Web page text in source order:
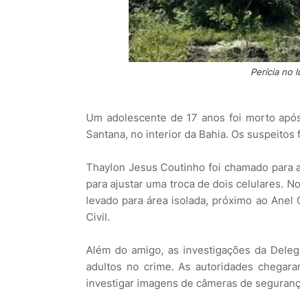
Perícia no
Um adolescente de 17 anos foi morto
Santana, no interior da Bahia. Os
Thaylon Jesus Coutinho foi chamado para
para ajustar uma troca de dois celulares.
levado para área isolada, próximo ao
Civil.
Além do amigo, as investigações da
adultos no crime. As autoridades
investigar imagens de câmeras de